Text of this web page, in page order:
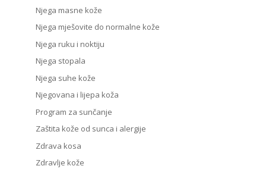
Njega masne kože
Njega mješovite do normalne kože
Njega ruku i noktiju
Njega stopala
Njega suhe kože
Njegovana i lijepa koža
Program za sunčanje
Zaštita kože od sunca i alergije
Zdrava kosa
Zdravlje kože